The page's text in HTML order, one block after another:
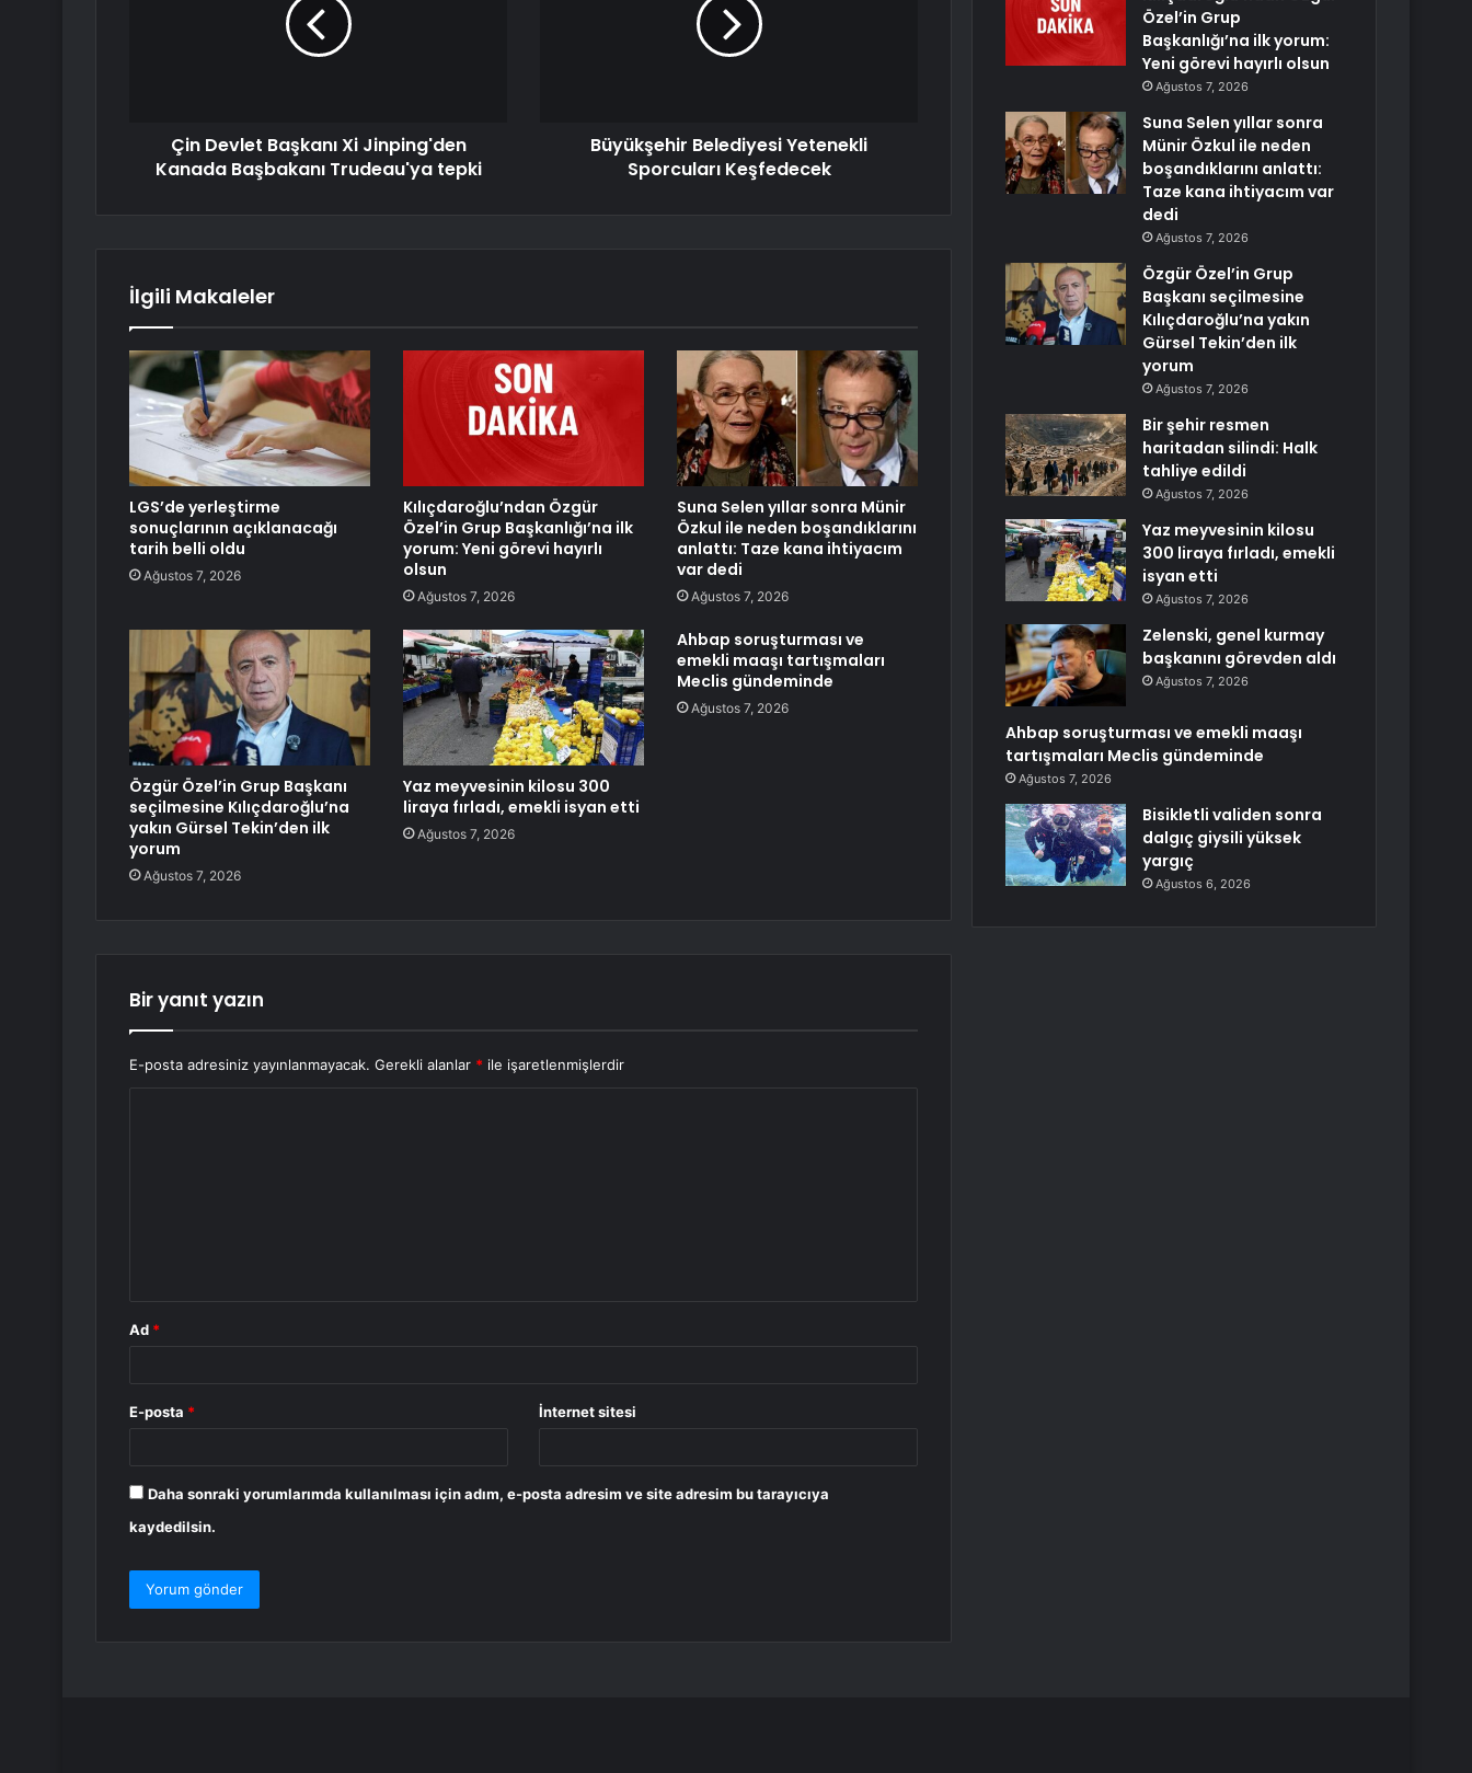
Çin Devlet Başkanı Xi Jinping'den
Kanada Başbakanı Trudeau'ya tepki
Büyükşehir Belediyesi Yetenekli
Sporcuları Keşfedecek
İlgili Makaleler
LGS’de yerleştirme
sonuçlarının açıklanacağı
tarih belli oldu
Ağustos 7, 2026
Kılıçdaroğlu’ndan Özgür
Özel’in Grup Başkanlığı’na ilk
yorum: Yeni görevi hayırlı
olsun
Ağustos 7, 2026
Suna Selen yıllar sonra Münir
Özkul ile neden boşandıklarını
anlattı: Taze kana ihtiyacım
var dedi
Ağustos 7, 2026
Özgür Özel’in Grup Başkanı
seçilmesine Kılıçdaroğlu’na
yakın Gürsel Tekin’den ilk
yorum
Ağustos 7, 2026
Yaz meyvesinin kilosu 300
liraya fırladı, emekli isyan etti
Ağustos 7, 2026
Ahbap soruşturması ve
emekli maaşı tartışmaları
Meclis gündeminde
Ağustos 7, 2026
Bir yanıt yazın
E-posta adresiniz yayınlanmayacak. Gerekli alanlar * ile işaretlenmişlerdir
Ad *
E-posta * İnternet sitesi
Daha sonraki yorumlarımda kullanılması için adım, e-posta adresim ve site adresim bu tarayıcıya
kaydedilsin.
Özel’in Grup
Başkanlığı’na ilk yorum:
Yeni görevi hayırlı olsun
Ağustos 7, 2026
Suna Selen yıllar sonra
Münir Özkul ile neden
boşandıklarını anlattı:
Taze kana ihtiyacım var
dedi
Ağustos 7, 2026
Özgür Özel’in Grup
Başkanı seçilmesine
Kılıçdaroğlu’na yakın
Gürsel Tekin’den ilk
yorum
Ağustos 7, 2026
Bir şehir resmen
haritadan silindi: Halk
tahliye edildi
Ağustos 7, 2026
Yaz meyvesinin kilosu
300 liraya fırladı, emekli
isyan etti
Ağustos 7, 2026
Zelenski, genel kurmay
başkanını görevden aldı
Ağustos 7, 2026
Ahbap soruşturması ve emekli maaşı
tartışmaları Meclis gündeminde
Ağustos 7, 2026
Bisikletli validen sonra
dalgıç giysili yüksek
yargıç
Ağustos 6, 2026